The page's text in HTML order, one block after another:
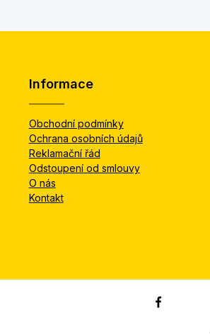
Informace
Obchodní podmínky
Ochrana osobních údajů
Reklamační řád
Odstoupení od smlouvy
O nás
Kontakt